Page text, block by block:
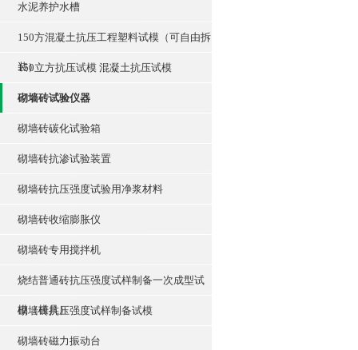
水泥养护水槽
150方混凝土抗压工程塑料试模（可自由拆
装）
150立方抗压试模 混凝土抗压试模
砌墙砖试验仪器
砌墙砖碳化试验箱
砌墙砖抗渗试验装置
砌墙砖抗压强度试验用净浆材料
砌墙砖收缩膨胀仪
砌墙砖专用搅拌机
烧结普通砖抗压强度试样制备一次成型试
模（模具）
砌墙砖抗压强度试样制备试模
砌墙砖磁力振动台